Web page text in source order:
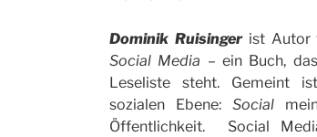
Dominik Ruisinger ist Autor
Social Media – ein Buch,
Leseliste steht. Gemeint
sozialen Ebene: Social
Öffentlichkeit. Social